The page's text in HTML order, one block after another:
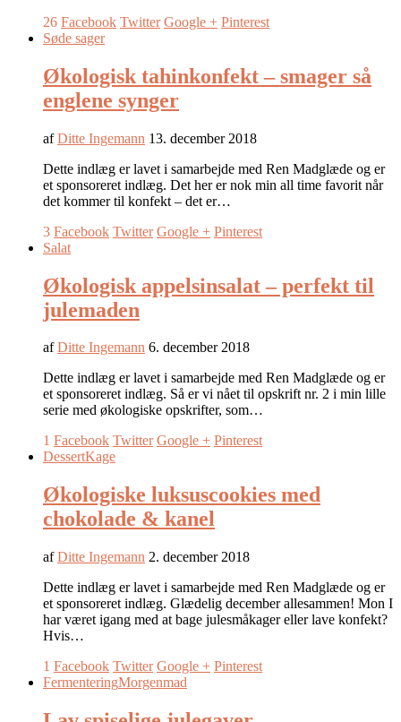
26 Facebook Twitter Google + Pinterest
Søde sager
Økologisk tahinkonfekt – smager så
englene synger
afDitte Ingemann 13. december 2018
Dette indlæg er lavet i samarbejde med Ren Madglæde og er
et sponsoreret indlæg. Det her er nok min all time favorit når
det kommer til konfekt – det er…
3 Facebook Twitter Google + Pinterest
Salat
Økologisk appelsinsalat – perfekt til
julemaden
afDitte Ingemann 6. december 2018
Dette indlæg er lavet i samarbejde med Ren Madglæde og er
et sponsoreret indlæg. Så er vi nået til opskrift nr. 2 i min lille
serie med økologiske opskrifter, som…
1 Facebook Twitter Google + Pinterest
DessertKage
Økologiske luksuscookies med
chokolade & kanel
afDitte Ingemann 2. december 2018
Dette indlæg er lavet i samarbejde med Ren Madglæde og er
et sponsoreret indlæg. Glædelig december allesammen! Mon I
har været igang med at bage julesmåkager eller lave konfekt?
Hvis…
1 Facebook Twitter Google + Pinterest
FermenteringMorgenmad